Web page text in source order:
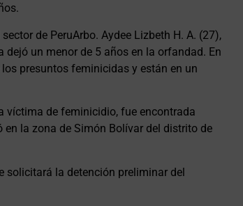
de PeruArbo. Aydee Lizbeth H. A. (27),
un menor de 5 años en la orfandad. En
presuntos feminicidas y están en un
víctima de feminicidio, fue encontrada
la zona de Simón Bolívar del distrito de
solicitará la detención preliminar del